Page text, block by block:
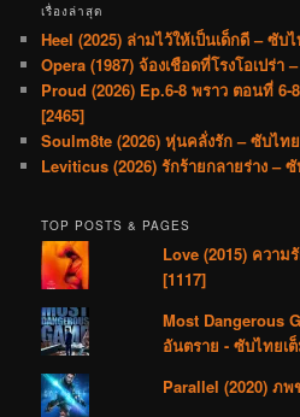
เรื่องล่าสุด
Heel (2025) ล่ามไว้ให้เป็นเด็กดี – ซับ
Opera (1987) จ้องเชือดที่โรงโอเปร่า
Proud (2026) Ep.6-8 พราว ตอนที่ 6-
[2465]
Soulm8te (2026) หุ่นคลั่งรัก – ซับไทย
Leviticus (2026) รักร้ายกลายร่าง – ซั
TOP POSTS & PAGES
Love (2015) ความ
[1117]
Most Dangerous
อันตราย - ซับไทยเต็
Parallel (2020) ภพ